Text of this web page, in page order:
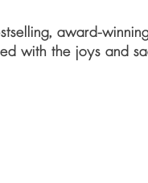
award-
with the joys and